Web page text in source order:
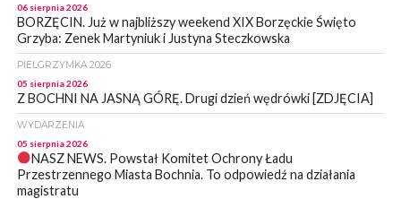
06 sierpnia 2026
BORZĘCIN. Już w najbliższy weekend XIX Borzęckie Święto
Grzyba: Zenek Martyniuk i Justyna Steczkowska
PIELGRZYMKA 2026
05 sierpnia 2026
Z BOCHNI NA JASNĄ GÓRĘ. Drugi dzień wędrówki [ZDJĘCIA]
WYDARZENIA
05 sierpnia 2026
NASZ NEWS. Powstał Komitet Ochrony Ładu
Przestrzennego Miasta Bochnia. To odpowiedź na działania
magistratu